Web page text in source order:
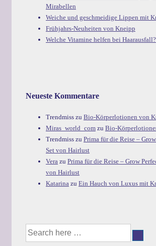
Mirabellen
Weiche und geschmeidige Lippen mit
Frühjahrs-Neuheiten von Kneipp
Welche Vitamine helfen bei Haarausfall?
Neueste Kommentare
Trendmiss zu Bio-Körperlotionen von
Miras_world_com zu Bio-
Trendmiss zu Prima für die Reise –
Set von Hairlust
Vera zu Prima für die Reise – Grow
von Hairlust
Katarina zu Ein Hauch von Luxus mit
Suche